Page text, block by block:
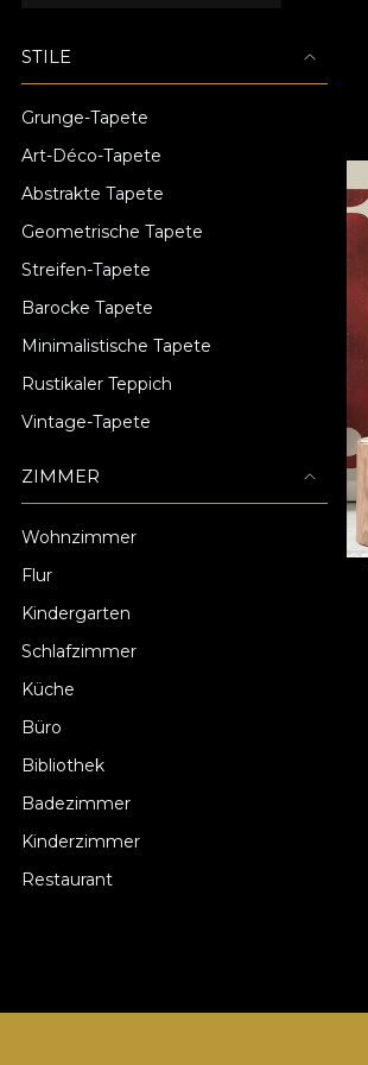
STILE
Grunge-Tapete
Art-Déco-Tapete
Abstrakte Tapete
Geometrische Tapete
Streifen-Tapete
Barocke Tapete
Minimalistische Tapete
Rustikaler Teppich
Vintage-Tapete
ZIMMER
Wohnzimmer
Flur
Kindergarten
Schlafzimmer
Küche
Büro
Bibliothek
Badezimmer
Kinderzimmer
Restaurant